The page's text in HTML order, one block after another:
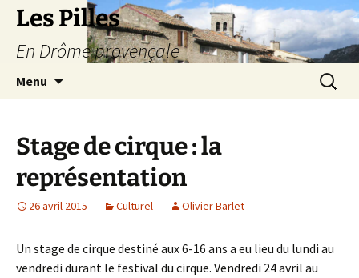
Les Pilles
En Drôme provençale
Menu
Stage de cirque : la
représentation
26 avril 2015 Culturel Olivier Barlet
Un stage de cirque destiné aux 6-16 ans a eu lieu du lundi au
vendredi durant le festival du cirque. Vendredi 24 avril au